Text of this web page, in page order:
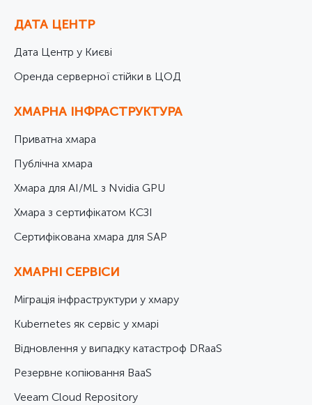
ДАТА ЦЕНТР
Дата Центр у Києві
Оренда серверної стійки в ЦОД
ХМАРНА ІНФРАСТРУКТУРА
Приватна хмара
Публічна хмара
Хмара для AI/ML з Nvidia GPU
Хмара з сертифікатом КСЗІ
Cертифікована хмара для SAP
ХМАРНІ СЕРВІСИ
Міграція інфраструктури у хмару
Kubernetes як сервіс у хмарі
Відновлення у випадку катастроф DRaaS
Резервне копіювання BaaS
Veeam Cloud Repository